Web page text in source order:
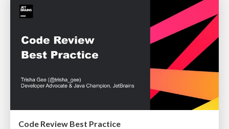
Code Review Best Practice